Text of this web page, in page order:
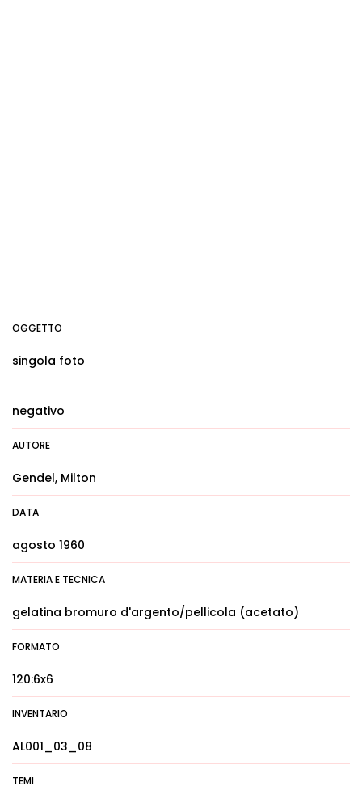
OGGETTO
singola foto
negativo
AUTORE
Gendel, Milton
DATA
agosto 1960
MATERIA E TECNICA
gelatina bromuro d'argento/pellicola (acetato)
FORMATO
120:6x6
INVENTARIO
AL001_03_08
TEMI